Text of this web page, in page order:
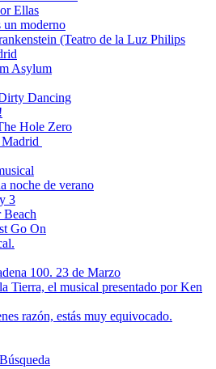
Ellas
un moderno
(Teatro de la Luz Philips
Asylum
Dancing
Hole Zero
noche de verano
3
Beach
Go On
100. 23 de Marzo
Tierra, el musical presentado por Ken
razón, estás muy equivocado.